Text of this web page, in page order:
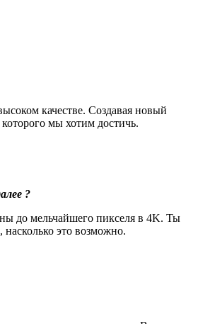
качестве. Создавая новый
мы хотим достичь.
?
до мельчайшего пикселя в 4K. Ты
это возможно.